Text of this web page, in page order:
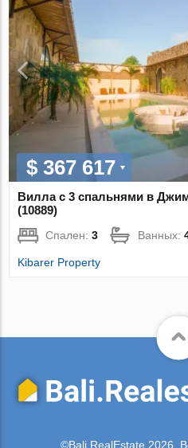
$ 367 617
Вилла с 3 спальнями в
(10889)
Спален:3 Ванных:
Kibarer Property
©Bali.RealEstate 2026.